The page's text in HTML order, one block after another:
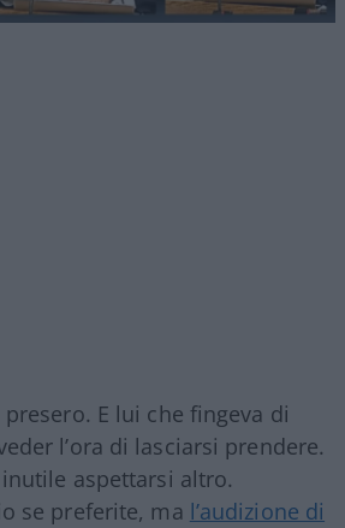
E lui che fingeva di
l’ora di lasciarsi prendere.
inutile aspettarsi altro.
se preferite, ma l’audizione di